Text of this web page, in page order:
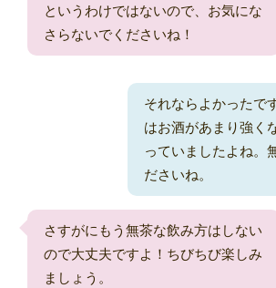
というわけではないので、お気にな
さらないでくださいね！
それならよかったで
はお酒があまり強く
っていましたよね。
ださいね。
さすがにもう無茶な飲み方はしない
ので大丈夫ですよ！ちびちび楽しみ
ましょう。